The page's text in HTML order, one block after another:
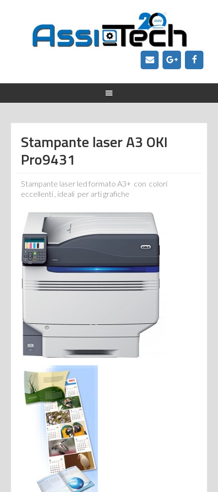
Stampante laser A3 OKI
Pro9431
Stampante laser led formato A3+ con colori
eccellenti , ideali per arti grafiche